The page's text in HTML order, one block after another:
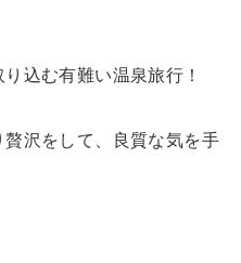
込む有難い温泉旅行！
沢をして、良質な気を手